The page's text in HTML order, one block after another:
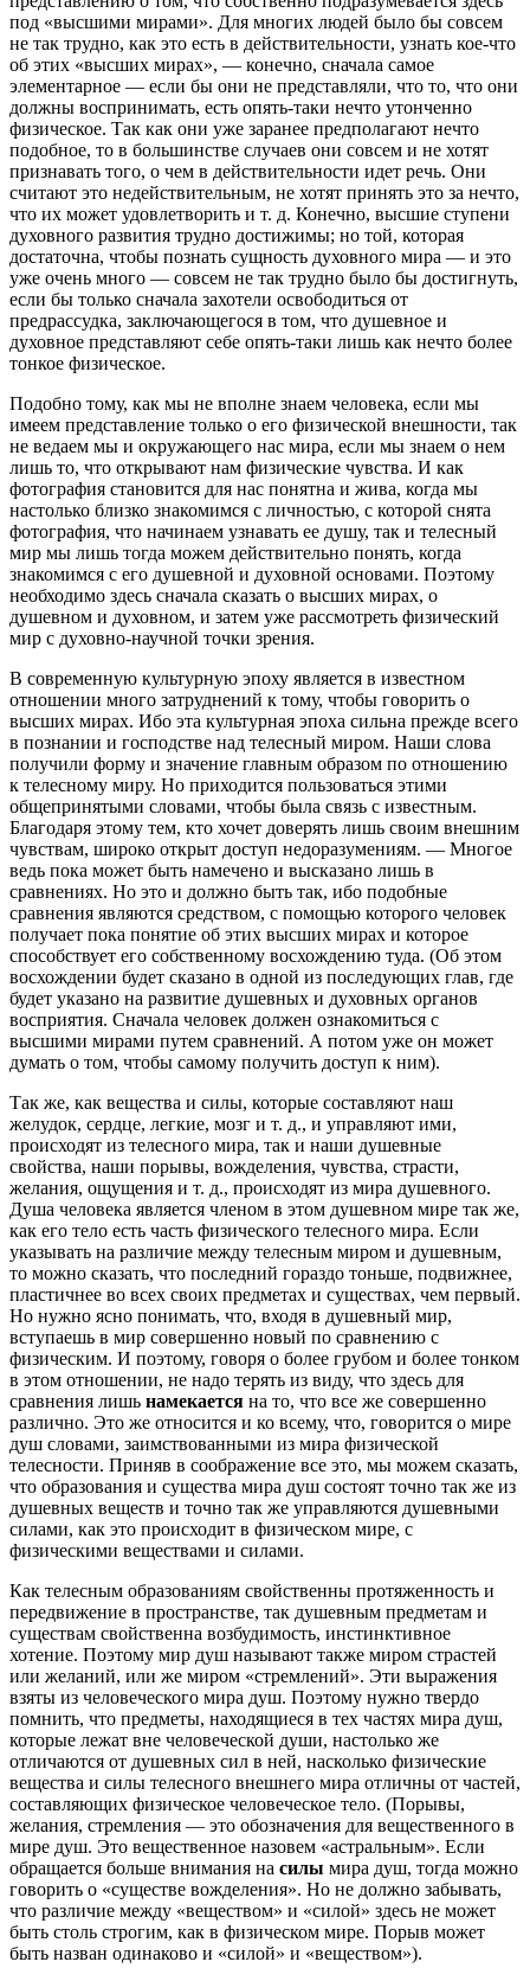
под «высшими мирами». Для многих людей было бы совсем
не так трудно, как это есть в действительности, узнать кое-что
об этих «высших мирах», — конечно, сначала самое
элементарное — если бы они не представляли, что то, что они
должны воспринимать, есть опять-таки нечто утонченно
физическое. Так как они уже заранее предполагают нечто
подобное, то в большинстве случаев они совсем и не хотят
признавать того, о чем в действительности идет речь. Они
считают это недействительным, не хотят принять это за нечто,
что их может удовлетворить и т. д. Конечно, высшие ступени
духовного развития трудно достижимы; но той, которая
достаточна, чтобы познать сущность духовного мира — и это
уже очень много — совсем не так трудно было бы достигнуть,
если бы только сначала захотели освободиться от
предрассудка, заключающегося в том, что душевное и
духовное представляют себе опять-таки лишь как нечто более
тонкое физическое.
Подобно тому, как мы не вполне знаем человека, если мы
имеем представление только о его физической внешности, так
не ведаем мы и окружающего нас мира, если мы знаем о нем
лишь то, что открывают нам физические чувства. И как
фотография становится для нас понятна и жива, когда мы
настолько близко знакомимся с личностью, с которой снята
фотография, что начинаем узнавать ее душу, так и телесный
мир мы лишь тогда можем действительно понять, когда
знакомимся с его душевной и духовной основами. Поэтому
необходимо здесь сначала сказать о высших мирах, о
душевном и духовном, и затем уже рассмотреть физический
мир с духовно-научной точки зрения.
В современную культурную эпоху является в известном
отношении много затруднений к тому, чтобы говорить о
высших мирах. Ибо эта культурная эпоха сильна прежде всего
в познании и господстве над телесный миром. Наши слова
получили форму и значение главным образом по отношению
к телесному миру. Но приходится пользоваться этими
общепринятыми словами, чтобы была связь с известным.
Благодаря этому тем, кто хочет доверять лишь своим внешним
чувствам, широко открыт доступ недоразумениям. — Многое
ведь пока может быть намечено и высказано лишь в
сравнениях. Но это и должно быть так, ибо подобные
сравнения являются средством, с помощью которого человек
получает пока понятие об этих высших мирах и которое
способствует его собственному восхождению туда. (Об этом
восхождении будет сказано в одной из последующих глав, где
будет указано на развитие душевных и духовных органов
восприятия. Сначала человек должен ознакомиться с
высшими мирами путем сравнений. А потом уже он может
думать о том, чтобы самому получить доступ к ним).
Так же, как вещества и силы, которые составляют наш
желудок, сердце, легкие, мозг и т. д., и управляют ими,
происходят из телесного мира, так и наши душевные
свойства, наши порывы, вожделения, чувства, страсти,
желания, ощущения и т. д., происходят из мира душевного.
Душа человека является членом в этом душевном мире так же,
как его тело есть часть физического телесного мира. Если
указывать на различие между телесным миром и душевным,
то можно сказать, что последний гораздо тоньше, подвижнее,
пластичнее во всех своих предметах и существах, чем первый.
Но нужно ясно понимать, что, входя в душевный мир,
вступаешь в мир совершенно новый по сравнению с
физическим. И поэтому, говоря о более грубом и более тонком
в этом отношении, не надо терять из виду, что здесь для
сравнения лишь намекается на то, что все же совершенно
различно. Это же относится и ко всему, что, говорится о мире
душ словами, заимствованными из мира физической
телесности. Приняв в соображение все это, мы можем сказать,
что образования и существа мира душ состоят точно так же из
душевных веществ и точно так же управляются душевными
силами, как это происходит в физическом мире, с
физическими веществами и силами.
Как телесным образованиям свойственны протяженность и
передвижение в пространстве, так душевным предметам и
существам свойственна возбудимость, инстинктивное
хотение. Поэтому мир душ называют также миром страстей
или желаний, или же миром «стремлений». Эти выражения
взяты из человеческого мира душ. Поэтому нужно твердо
помнить, что предметы, находящиеся в тех частях мира душ,
которые лежат вне человеческой души, настолько же
отличаются от душевных сил в ней, насколько физические
вещества и силы телесного внешнего мира отличны от частей,
составляющих физическое человеческое тело. (Порывы,
желания, стремления — это обозначения для вещественного в
мире душ. Это вещественное назовем «астральным». Если
обращается больше внимания на силы мира душ, тогда можно
говорить о «существе вожделения». Но не должно забывать,
что различие между «веществом» и «силой» здесь не может
быть столь строгим, как в физическом мире. Порыв может
быть назван одинаково и «силой» и «веществом»).